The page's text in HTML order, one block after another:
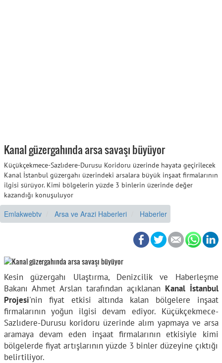
Kanal güzergahında arsa savaşı büyüyor
Küçükçekmece-Sazlıdere-Durusu Koridoru üzerinde hayata geçirilecek
Kanal İstanbul güzergahı üzerindeki arsalara büyük inşaat firmalarının
ilgisi sürüyor. Kimi bölgelerin yüzde 3 binlerin üzerinde değer
kazandığı konuşuluyor
Emlakwebtv Arsa ve Arazi Haberleri Haberler
Kesin güzergahı Ulaştırma, Denizcilik ve Haberleşme
Bakanı Ahmet Arslan tarafından açıklanan Kanal İstanbul
Projesi'nin fiyat etkisi altında kalan bölgelere inşaat
firmalarının yoğun ilgisi devam ediyor. Küçükçekmece-
Sazlıdere-Durusu koridoru üzerinde alım yapmaya ve arsa
aramaya devam eden inşaat firmalarının etkisiyle kimi
bölgelerde fiyat artışlarının yüzde 3 binler düzeyine çıktığı
belirtiliyor.